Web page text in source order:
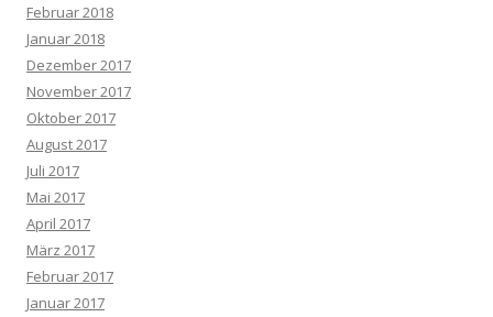
Februar 2018
Januar 2018
Dezember 2017
November 2017
Oktober 2017
August 2017
Juli 2017
Mai 2017
April 2017
März 2017
Februar 2017
Januar 2017